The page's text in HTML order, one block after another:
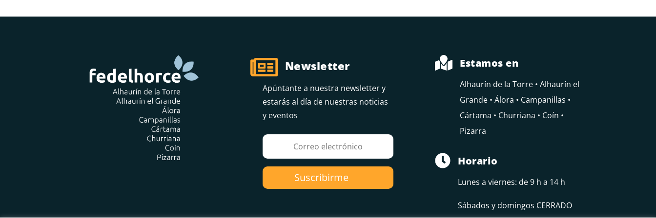
 Newsletter
Apúntante a nuestra newsletter y
estarás al día de nuestras noticias
y eventos
Suscribirme
 Estamos en
Alhaurín de la Torre • Alhaurín el
Grande • Álora • Campanillas •
Cártama • Churriana • Coín •
Pizarra
 Horario
Lunes a viernes: de 9 h a 14 h
Sábados y domingos CERRADO